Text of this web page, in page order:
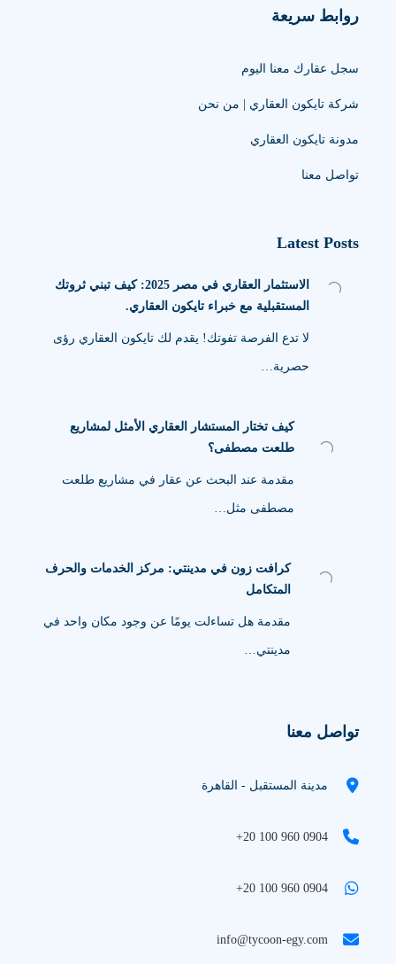
روابط سريعة
سجل عقارك معنا اليوم
شركة تايكون العقاري | من نحن
مدونة تايكون العقاري
تواصل معنا
Latest Posts
الاستثمار العقاري في مصر 2025: كيف تبني ثروتك
المستقبلية مع خبراء تايكون العقاري.
لا تدع الفرصة تفوتك! يقدم لك تايكون العقاري رؤى
حصرية…
كيف تختار المستشار العقاري الأمثل لمشاريع
طلعت مصطفى؟
مقدمة عند البحث عن عقار في مشاريع طلعت
مصطفى مثل…
كرافت زون في مدينتي: مركز الخدمات والحرف
المتكامل
مقدمة هل تساءلت يومًا عن وجود مكان واحد في
مدينتي…
تواصل معنا
مدينة المستقبل - القاهرة
+20 100 960 0904
+20 100 960 0904
info@tycoon-egy.com